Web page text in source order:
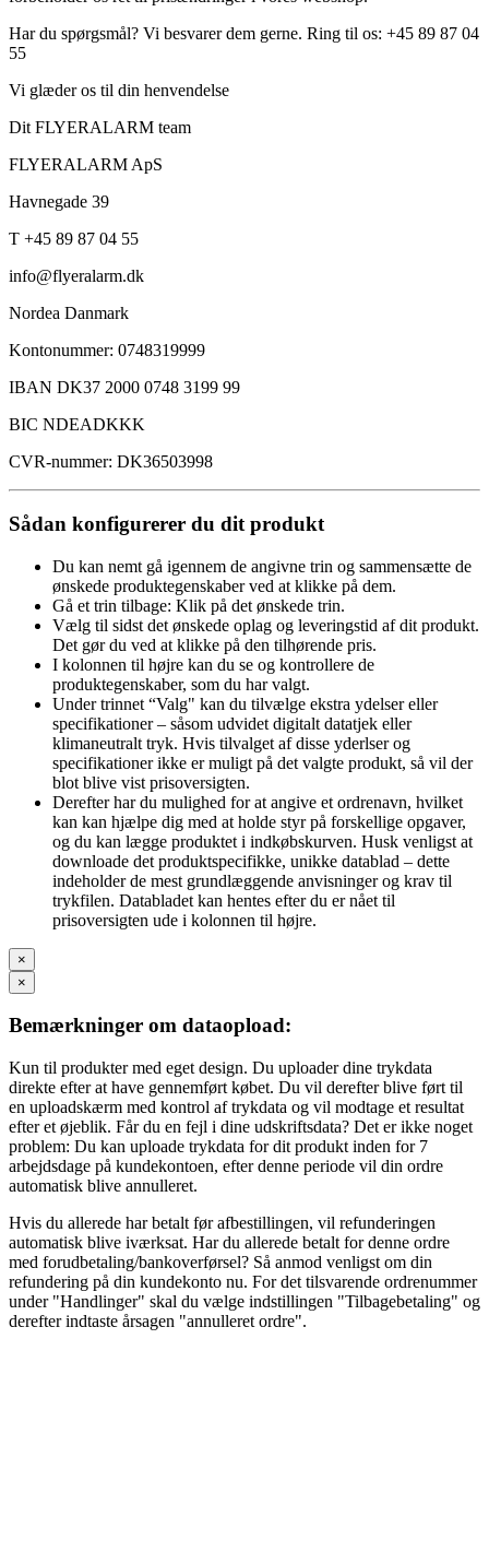
Har du spørgsmål? Vi besvarer dem gerne. Ring til os: +45 89 87 04
55
Vi glæder os til din henvendelse
Dit FLYERALARM team
FLYERALARM ApS
Havnegade 39
T +45 89 87 04 55
info@flyeralarm.dk
Nordea Danmark
Kontonummer: 0748319999
IBAN DK37 2000 0748 3199 99
BIC NDEADKKK
CVR-nummer: DK36503998
Sådan konfigurerer du dit produkt
Du kan nemt gå igennem de angivne trin og sammensætte de
ønskede produktegenskaber ved at klikke på dem.
Gå et trin tilbage: Klik på det ønskede trin.
Vælg til sidst det ønskede oplag og leveringstid af dit produkt.
Det gør du ved at klikke på den tilhørende pris.
I kolonnen til højre kan du se og kontrollere de
produktegenskaber, som du har valgt.
Under trinnet “Valg" kan du tilvælge ekstra ydelser eller
specifikationer – såsom udvidet digitalt datatjek eller
klimaneutralt tryk. Hvis tilvalget af disse yderlser og
specifikationer ikke er muligt på det valgte produkt, så vil der
blot blive vist prisoversigten.
Derefter har du mulighed for at angive et ordrenavn, hvilket
kan kan hjælpe dig med at holde styr på forskellige opgaver,
og du kan lægge produktet i indkøbskurven. Husk venligst at
downloade det produktspecifikke, unikke datablad – dette
indeholder de mest grundlæggende anvisninger og krav til
trykfilen. Databladet kan hentes efter du er nået til
prisoversigten ude i kolonnen til højre.
×
×
Bemærkninger om dataopload:
Kun til produkter med eget design. Du uploader dine trykdata
direkte efter at have gennemført købet. Du vil derefter blive ført til
en uploadskærm med kontrol af trykdata og vil modtage et resultat
efter et øjeblik. Får du en fejl i dine udskriftsdata? Det er ikke noget
problem: Du kan uploade trykdata for dit produkt inden for 7
arbejdsdage på kundekontoen, efter denne periode vil din ordre
automatisk blive annulleret.
Hvis du allerede har betalt før afbestillingen, vil refunderingen
automatisk blive iværksat. Har du allerede betalt for denne ordre
med forudbetaling/bankoverførsel? Så anmod venligst om din
refundering på din kundekonto nu. For det tilsvarende ordrenummer
under "Handlinger" skal du vælge indstillingen "Tilbagebetaling" og
derefter indtaste årsagen "annulleret ordre".